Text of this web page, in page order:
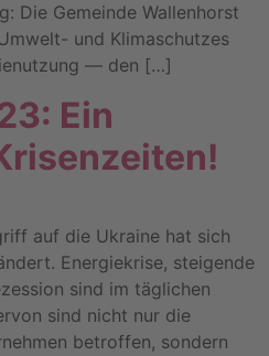
Die Gemeinde Wallenhorst
und Klimaschutzes
— den […]
Ein
auf die Ukraine hat sich
Energiekrise, steigende
sind im täglichen
sind nicht nur die
betroffen, sondern